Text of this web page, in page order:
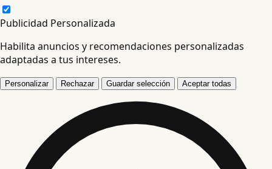
Publicidad Personalizada
Habilita anuncios y recomendaciones personalizadas
adaptadas a tus intereses.
Personalizar Rechazar Guardar selección Aceptar todas